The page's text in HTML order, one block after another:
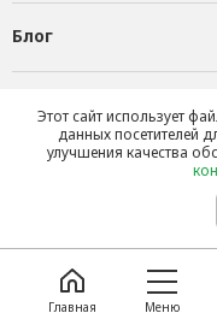
Блог
Контакты
Главная Меню
Этот сайт использует
данных посетителей
улучшения качества